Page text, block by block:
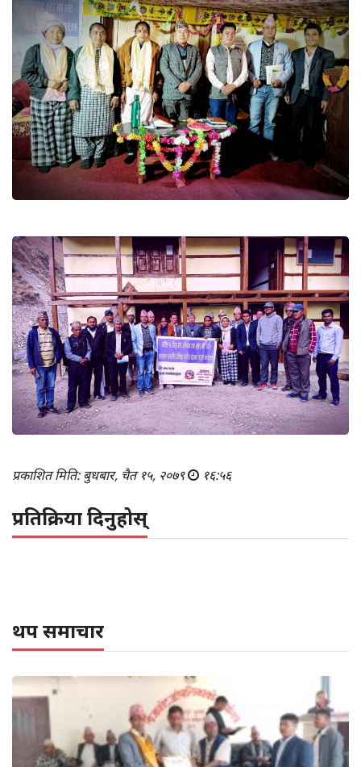
प्रकाशित मिति: बुधबार, चैत १५, २०७९ १६:५६
प्रतिक्रिया दिनुहोस्
थप समाचार